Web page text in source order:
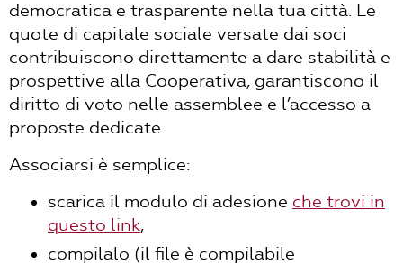
democratica e trasparente nella tua città. Le
quote di capitale sociale versate dai soci
contribuiscono direttamente a dare stabilità e
prospettive alla Cooperativa, garantiscono il
diritto di voto nelle assemblee e l’accesso a
proposte dedicate.
Associarsi è semplice:
scarica il modulo di adesione che trovi in
questo link;
compilalo (il file è compilabile